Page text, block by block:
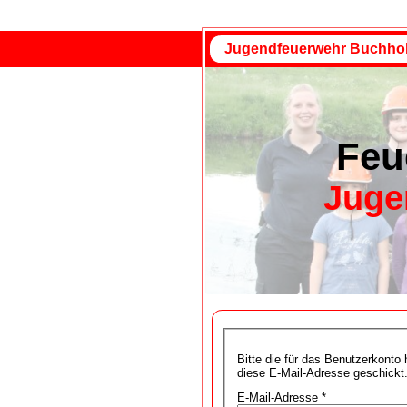
Jugendfeuerwehr
Bitte die für das Benutzerkonto
diese E-Mail-Adresse geschickt.
E-Mail-Adresse *